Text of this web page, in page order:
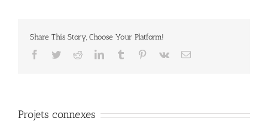
Share This Story, Choose Your Platform!
Facebook
TwitterRedditLinkedInTumblr Pinterest
Vk Email
Projets connexes